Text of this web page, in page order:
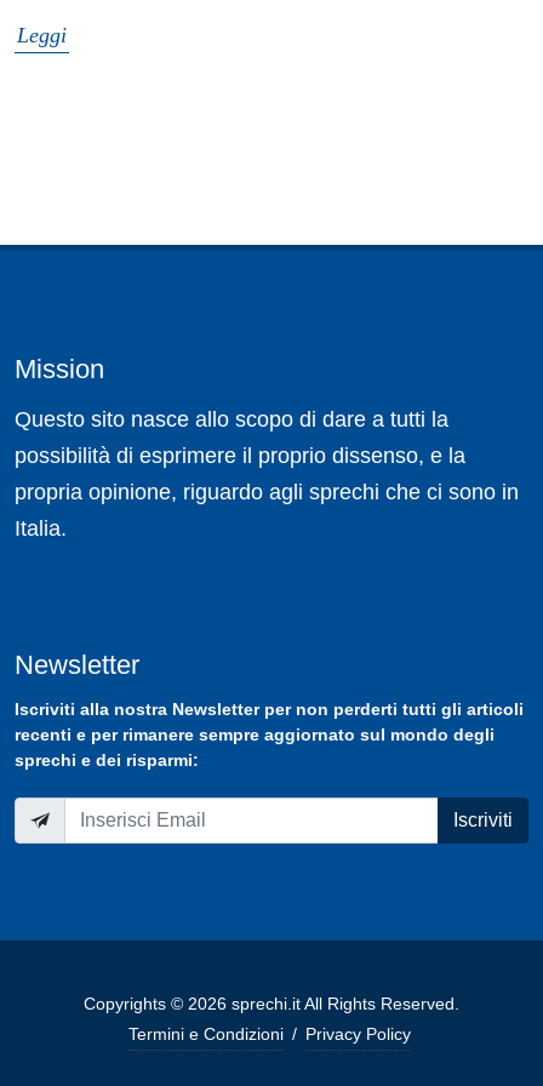
Leggi
Mission
Questo sito nasce allo scopo di dare a tutti la
possibilità di esprimere il proprio dissenso, e la
propria opinione, riguardo agli sprechi che ci sono in
Italia.
Newsletter
Iscriviti alla nostra Newsletterper non perderti tutti gli articoli
recenti e per rimanere sempre aggiornato sul mondo degli
sprechi e dei risparmi:
Iscriviti
Copyrights © 2026 sprechi.it All Rights Reserved.
Termini e Condizioni / Privacy Policy